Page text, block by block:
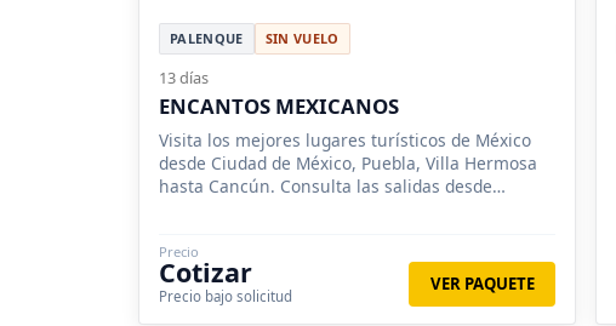
PALENQUE SIN VUELO
13 días
ENCANTOS MEXICANOS
Visita los mejores lugares turísticos de México
desde Ciudad de México, Puebla, Villa Hermosa
hasta Cancún. Consulta las salidas desde
Precio
Cotizar
Precio bajo solicitud
VER PAQUETE